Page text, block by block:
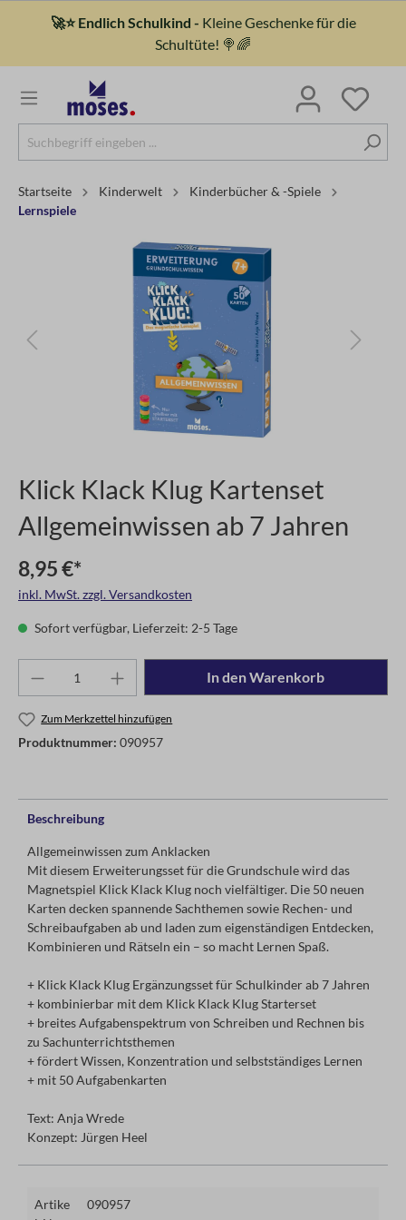
🚀⭐ Endlich Schulkind - Kleine Geschenke für die
Schultüte! 🍭🌈
Startseite Kinderwelt
Kinderbücher & -spiele
Lernspiele
Klick Klack Klug Kartenset
Allgemeinwissen ab 7 Jahren
8,95 €*
inkl. MwSt. zzgl. Versandkosten
Sofort verfügbar, Lieferzeit: 2-5 Tage
In den Warenkorb
Zum Merkzettel hinzufügen
Produktnummer: 090957
Beschreibung
Allgemeinwissen zum Anklacken
Mit diesem Erweiterungsset für die Grundschule wird das
Magnetspiel Klick Klack Klug noch vielfältiger. Die 50 neuen
Karten decken spannende Sachthemen sowie Rechen- und
Schreibaufgaben ab und laden zum eigenständigen Entdecken,
Kombinieren und Rätseln ein – so macht Lernen Spaß.
+ Klick Klack Klug Ergänzungsset für Schulkinder ab 7 Jahren
+ kombinierbar mit dem Klick Klack Klug Starterset
+ breites Aufgabenspektrum von Schreiben und Rechnen bis
zu Sachunterrichtsthemen
+ fördert Wissen, Konzentration und selbstständiges Lernen
+ mit 50 Aufgabenkarten
Text: Anja Wrede
Konzept: Jürgen Heel
Artike
090957